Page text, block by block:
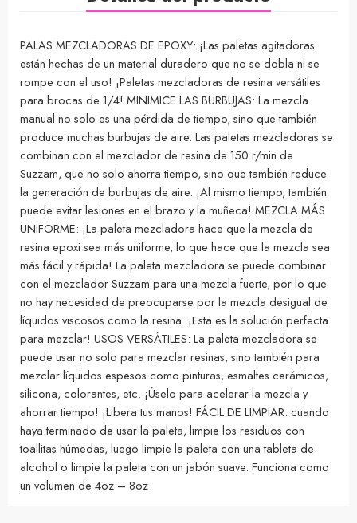
PALAS MEZCLADORAS DE EPOXY: ¡Las paletas agitadoras
están hechas de un material duradero que no se dobla ni se
rompe con el uso! ¡Paletas mezcladoras de resina versátiles
para brocas de 1/4! MINIMICE LAS BURBUJAS: La mezcla
manual no solo es una pérdida de tiempo, sino que también
produce muchas burbujas de aire. Las paletas mezcladoras se
combinan con el mezclador de resina de 150 r/min de
Suzzam, que no solo ahorra tiempo, sino que también reduce
la generación de burbujas de aire. ¡Al mismo tiempo, también
puede evitar lesiones en el brazo y la muñeca! MEZCLA MÁS
UNIFORME: ¡La paleta mezcladora hace que la mezcla de
resina epoxi sea más uniforme, lo que hace que la mezcla sea
más fácil y rápida! La paleta mezcladora se puede combinar
con el mezclador Suzzam para una mezcla fuerte, por lo que
no hay necesidad de preocuparse por la mezcla desigual de
líquidos viscosos como la resina. ¡Esta es la solución perfecta
para mezclar! USOS VERSÁTILES: La paleta mezcladora se
puede usar no solo para mezclar resinas, sino también para
mezclar líquidos espesos como pinturas, esmaltes cerámicos,
silicona, colorantes, etc. ¡Úselo para acelerar la mezcla y
ahorrar tiempo! ¡Libera tus manos! FÁCIL DE LIMPIAR: cuando
haya terminado de usar la paleta, limpie los residuos con
toallitas húmedas, luego limpie la paleta con una tableta de
alcohol o limpie la paleta con un jabón suave. Funciona como
un volumen de 4oz – 8oz